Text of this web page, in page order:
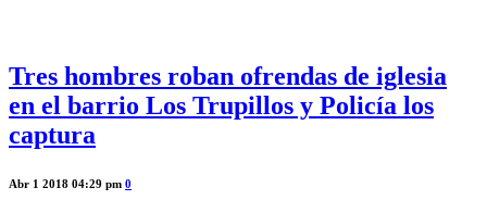
Tres hombres roban ofrendas de iglesia
en el barrio Los Trupillos y Policía los
captura
Abr 1 2018 04:29 pm 0